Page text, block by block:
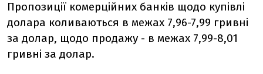
Пропозиції комерційних банків щодо купівлі
долара коливаються в межах 7,96-7,99 гривні
за долар, щодо продажу - в межах 7,99-8,01
гривні за долар.